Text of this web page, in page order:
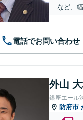
など、
電話でお問い合わせ
外山
銀座エール
防府市